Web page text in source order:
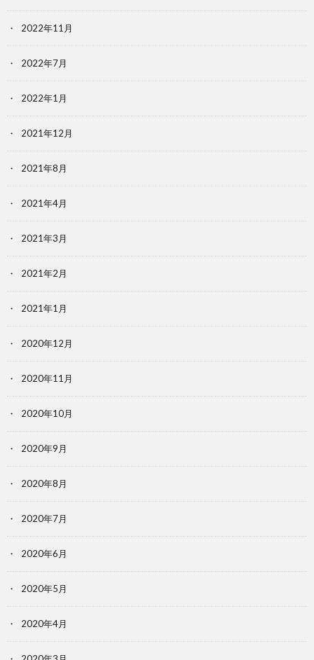
2022年11月
2022年7月
2022年1月
2021年12月
2021年8月
2021年4月
2021年3月
2021年2月
2021年1月
2020年12月
2020年11月
2020年10月
2020年9月
2020年8月
2020年7月
2020年6月
2020年5月
2020年4月